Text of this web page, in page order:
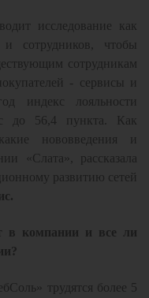
исследование как
и сотрудников, чтобы
сотрудникам
- сервисы и
индекс лояльности
до 56,4 пункта. Как
нововведения и
«Слата», рассказала
развитию сетей
в компании и все ли
трудятся более 5